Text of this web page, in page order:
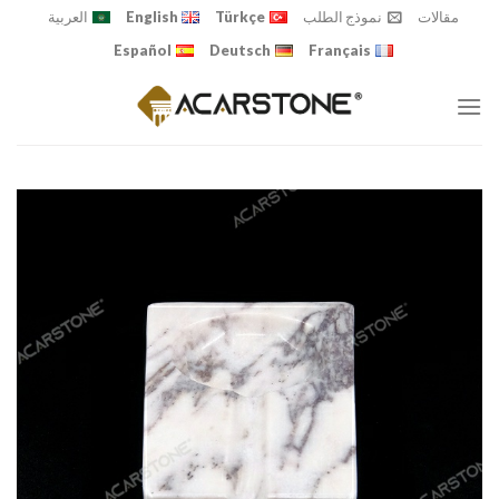
مقالات نموذج الطلب Türkçe
English
العربية
Français
Deutsch
Español